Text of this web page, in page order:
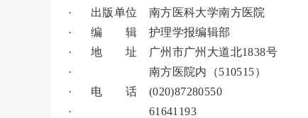
· 出版单位 南方医科大学南方医院
· 编 辑 护理学报编辑部
· 地 址 广州市广州大道北1838号
· 南方医院内（510515）
· 电 话 (020)87280550
· 61641193